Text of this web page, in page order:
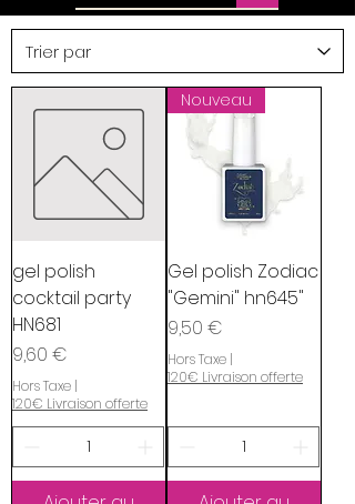
gel polish
cocktail party
HN681
Prix
9,60 €
Hors Taxe |
120€ Livraison offerte
Nouveau
Gel polish Zodiac
"Gemini" hn645"
Prix
9,50 €
Hors Taxe |
120€ Livraison offerte